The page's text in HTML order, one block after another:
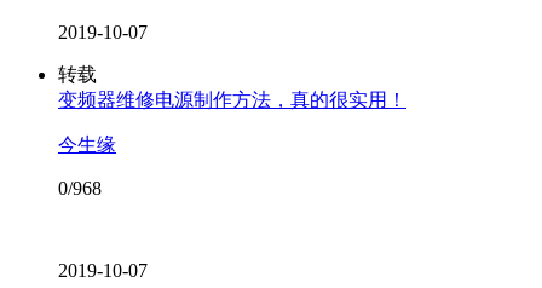
2019-10-07
转载
变频器维修电源制作方法，真的很实用！
今生缘
0/968
2019-10-07